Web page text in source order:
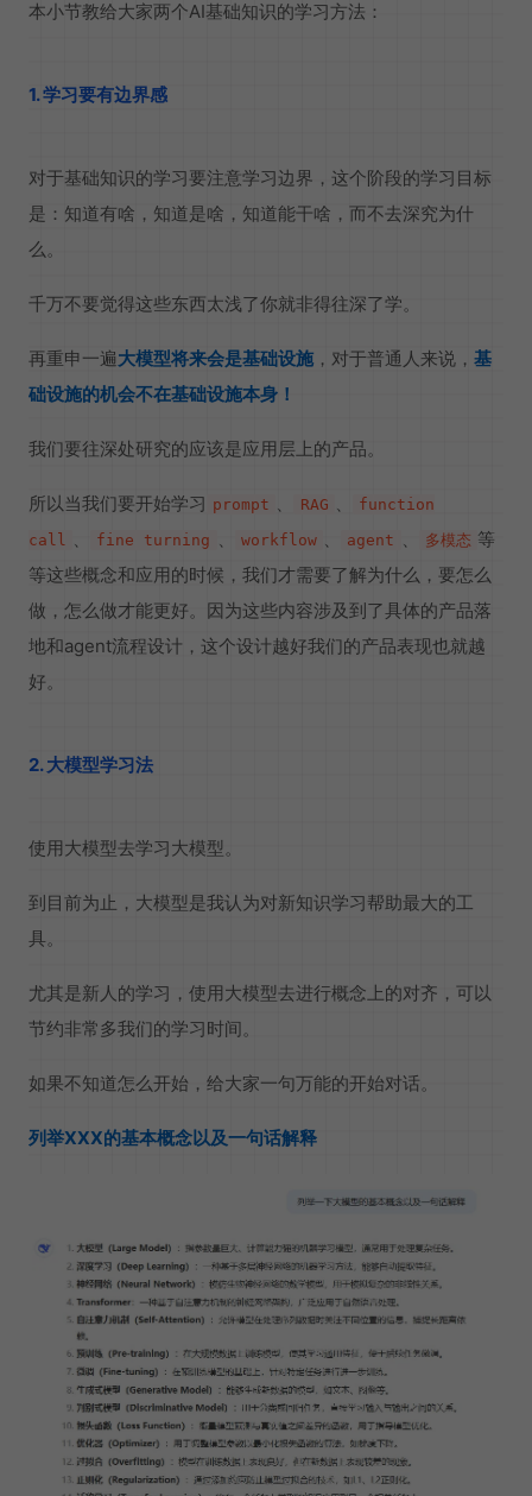
本小节教给大家两个AI基础知识的学习方法：
1. 学习要有边界感
对于基础知识的学习要注意学习边界，这个阶段的学习目标
是：知道有啥，知道是啥，知道能干啥，而不去深究为什
么。
千万不要觉得这些东西太浅了你就非得往深了学。
再重申一遍大模型将来会是基础设施 ，对于普通人来说， 基
础设施的机会不在基础设施本身！
我们要往深处研究的应该是应用层上的产品。
所以当我们要开始学习 prompt 、 RAG 、
function
call 、 fine turning 、 workflow 、 agent 、 多模态 等
等这些概念和应用的时候，我们才需要了解为什么，要怎么
做，怎么做才能更好。因为这些内容涉及到了具体的产品落
地和agent流程设计，这个设计越好我们的产品表现也就越
好。
2. 大模型学习法
使用大模型去学习大模型。
到目前为止，大模型是我认为对新知识学习帮助最大的工
具。
尤其是新人的学习，使用大模型去进行概念上的对齐，可以
节约非常多我们的学习时间。
如果不知道怎么开始，给大家一句万能的开始对话。
列举XXX的基本概念以及一句话解释